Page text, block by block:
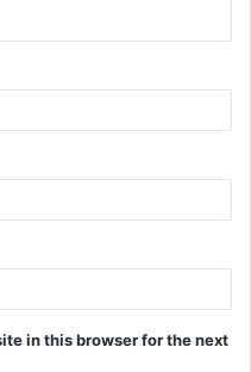
in this browser for the next